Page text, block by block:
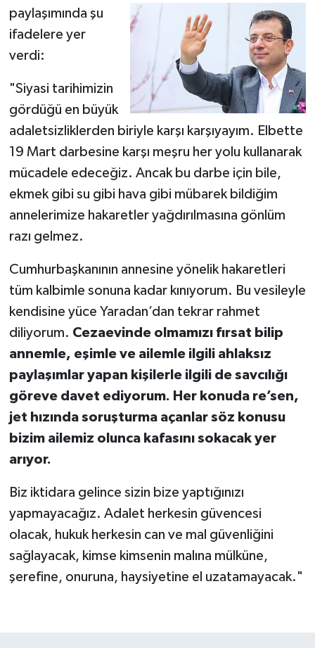
paylaşımında şu
ifadelere yer
verdi:
"Siyasi tarihimizin
gördüğü en büyük
adaletsizliklerden biriyle karşı karşıyayım. Elbette
19 Mart darbesine karşı meşru her yolu kullanarak
mücadele edeceğiz. Ancak bu darbe için bile,
ekmek gibi su gibi hava gibi mübarek bildiğim
annelerimize hakaretler yağdırılmasına gönlüm
razı gelmez.
Cumhurbaşkanının annesine yönelik hakaretleri
tüm kalbimle sonuna kadar kınıyorum. Bu vesileyle
kendisine yüce Yaradan’dan tekrar rahmet
diliyorum. Cezaevinde olmamızı fırsat bilip
annemle, eşimle ve ailemle ilgili ahlaksız
paylaşımlar yapan kişilerle ilgili de savcılığı
göreve davet ediyorum. Her konuda re’sen,
jet hızında soruşturma açanlar söz konusu
bizim ailemiz olunca kafasını sokacak yer
arıyor.
Biz iktidara gelince sizin bize yaptığınızı
yapmayacağız. Adalet herkesin güvencesi
olacak, hukuk herkesin can ve mal güvenliğini
sağlayacak, kimse kimsenin malına mülküne,
şerefine, onuruna, haysiyetine el uzatamayacak."